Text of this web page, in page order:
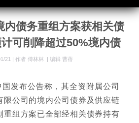
内债务重组方案获相关债
可削降超过50%境内债
21 | 作者 傅林林 编辑 曹蓓
发布公告称，其全资附属公司
限公司的境内公司债券及供应链
重组方案已全部经相关债券持有